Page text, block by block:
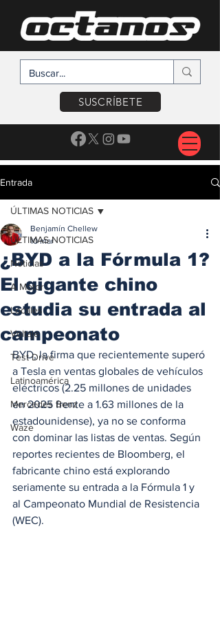
SUSCRÍBETE
Entrada
ÚLTIMAS NOTICIAS
Noticias
A Motor
Locales
Voltaje
Test Drive
Latinoamérica
Mercedes Benz
Waze
ÚLTIMAS NOTICIAS
¿BYD a la Fórmula 1?
El gigante chino
estudia su entrada al
campeonato
Benjamín Chellew
10 mar
BYD, la firma que recientemente superó
a Tesla en ventas globales de vehículos
eléctricos (2.25 millones de unidades
en 2025 frente a 1.63 millones de la
estadounidense), ya no se conforma
con dominar las listas de ventas. Según
reportes recientes de Bloomberg, el
fabricante chino está explorando
seriamente su entrada a la Fórmula 1 y
al Campeonato Mundial de Resistencia
(WEC).